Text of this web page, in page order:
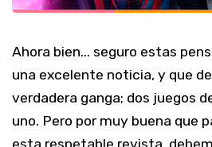
Ahora bien... seguro estas
una excelente noticia, y que
verdadera ganga; dos juegos
uno. Pero por muy buena que
esta respetable revista,